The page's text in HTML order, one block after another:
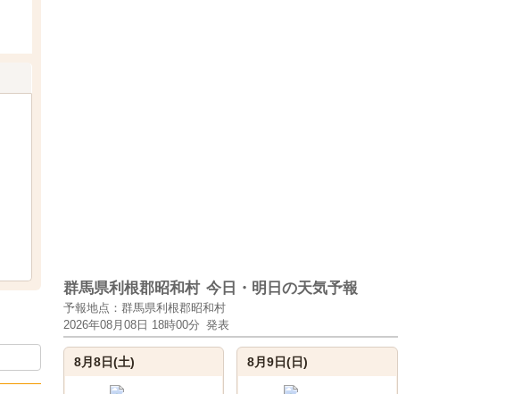
群馬県利根郡昭和村 今日・明日の天気予報
予報地点：群馬県利根郡昭和村
2026年08月08日 18時00分 発表
8月8日(土) 8月9日(日)